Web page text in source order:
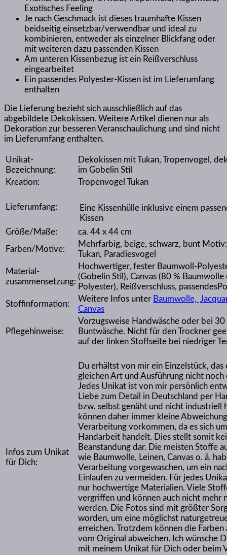
Exotisches Feeling
Je nach Geschmack ist dieses traumhafte Kissen
beidseitig einsetzbar/verwendbar und ideal zu
kombinieren, entweder als einzelner Blickfang oder
mit weiteren dazu passenden Kissen
Am unteren Kissenbezug ist ein Reißverschluss
eingearbeitet
Ein passendes Polyester-Kissen ist im Lieferumfang
enthalten
Die Lieferung bezieht sich ausschließlich auf das
abgebildete Dekokissen. Weitere Artikel dienen nur als
Dekoration zur besseren Veranschaulichung und sind nicht
im Lieferumfang enthalten.
Unikat-
Bezeichnung:
Dekokissen mit Tukan, Tropenvogel,
im Gobelin Stil
Kreation:
Tropenvogel Tukan
Lieferumfang:
Eine Kissenhülle inklusive einem
Kissen
Größe/Maße:
ca. 44 x 44 cm
Farben/Motive:
Mehrfarbig, beige, schwarz, bunt
Tukan, Paradiesvogel
Material-
zusammensetzung:
Hochwertiger, fester Baumwoll-
(Gobelin Stil), Canvas (80 % Baumwolle
Polyester), Reißverschluss,
Stoffinformation:
Weitere Infos unter Baumwolle,
Canvas
Pflegehinweise:
Vorzugsweise Handwäsche oder bei 30
Buntwäsche. Nicht für den Trockner
auf der linken Stoffseite bei niedriger
Infos zum Unikat
für Dich:
Du erhältst von mir ein Einzelstück, das
gleichen Art und Ausführung nicht noch
Jedes Unikat ist von mir persönlich
Liebe zum Detail in Deutschland per
bzw. selbst genäht und nicht industriell
können daher immer kleine
Verarbeitung vorkommen, da es sich
Handarbeit handelt. Dies stellt somit
Beanstandung dar. Die meisten Stoffe
wie Baumwolle, Leinen, Canvas o. ä.
Verarbeitung vorgewaschen, um ein
Einlaufen zu vermeiden. Für jedes
nur hochwertige Materialien. Viele
vergriffen und können auch nicht mehr
werden. Die Fotos sind mit größter
worden, um eine möglichst
erreichen. Trotzdem können die Farben
vom Original abweichen. Ich wünsche
mit meinem Unikat für Dich oder beim